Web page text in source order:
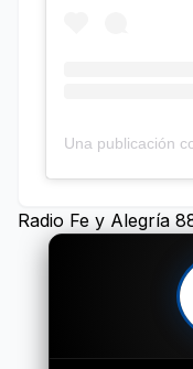
Radio Fe y Alegría